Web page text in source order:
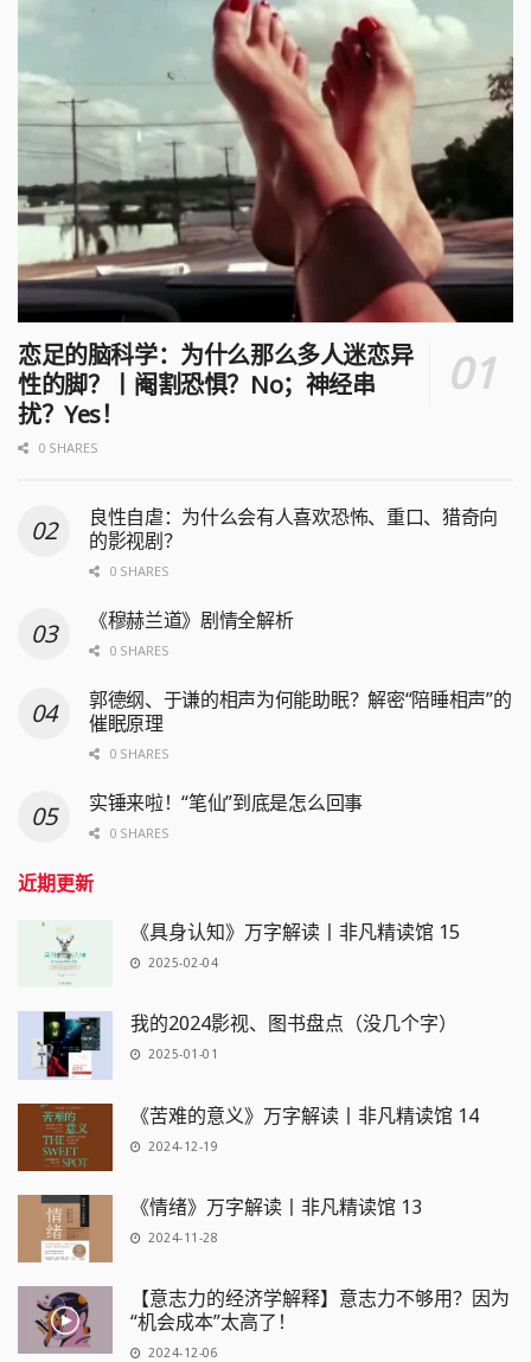
恋足的脑科学：为什么那么多人迷恋异
性的脚？丨阉割恐惧？No；神经串
扰？Yes！
0 SHARES
良性自虐：为什么会有人喜欢恐怖、重口、猎奇向
的影视剧？
0 SHARES
《穆赫兰道》剧情全解析
0 SHARES
郭德纲、于谦的相声为何能助眠？解密“陪睡相声”的
催眠原理
0 SHARES
实锤来啦！“笔仙”到底是怎么回事
0 SHARES
近期更新
《具身认知》万字解读丨非凡精读馆 15
2025-02-04
我的2024影视、图书盘点（没几个字）
2025-01-01
《苦难的意义》万字解读丨非凡精读馆 14
2024-12-19
《情绪》万字解读丨非凡精读馆 13
2024-11-28
【意志力的经济学解释】意志力不够用？因为
“机会成本”太高了！
2024-12-06